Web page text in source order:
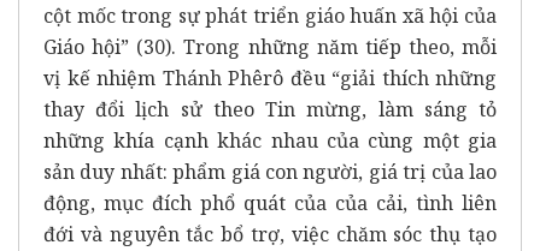
cột mốc trong sự phát triển giáo huấn xã hội của
Giáo hội” (30). Trong những năm tiếp theo, mỗi
vị kế nhiệm Thánh Phêrô đều “giải thích những
thay đổi lịch sử theo Tin mừng, làm sáng tỏ
những khía cạnh khác nhau của cùng một gia
sản duy nhất: phẩm giá con người, giá trị của lao
động, mục đích phổ quát của của cải, tình liên
đới và nguyên tắc bổ trợ, việc chăm sóc thụ tạo